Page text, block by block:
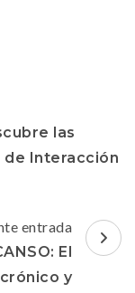
las
de Interacción
entrada
El
y